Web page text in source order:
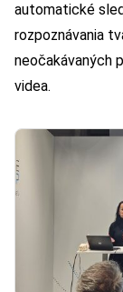
automatické
rozpoznávania
neočakávaných
videa.